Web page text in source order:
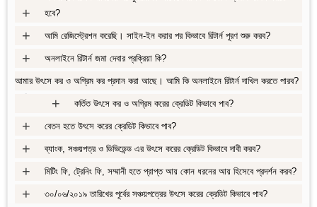
হবে?
+
আমি রেজিস্ট্রেশন করেছি। সাইন-ইন করার পর কিভাবে রিটার্ন পূরণ শুরু করব?
+
অনলাইনে রিটার্ন জমা দেবার প্রক্রিয়া কি?
+
আমার উৎসে কর ও অগ্রিম কর প্রদান করা আছে। আমি কি অনলাইনে রিটার্ন দাখিল করতে পারব?
+ কর্তিত উৎসে কর ও অগ্রিম করের ক্রেডিট কিভাবে পাব?
+
বেতন হতে উৎসে করের ক্রেডিট কিভাবে পাব?
+
ব্যাংক, সঞ্চয়পত্র ও ডিভিডেন্ড এর উৎসে করের ক্রেডিট কিভাবে দাবী করব?
+
মিটিং ফি, ট্রেনিং ফি, সম্মানী হতে প্রাপ্ত আয় কোন ধরনের আয় হিসেবে প্রদর্শন করব?
+
৩০/০৬/২০১৯ তারিখের পূর্বের সঞ্চয়পত্রের উৎসে করের ক্রেডিট কিভাবে পাব?
+